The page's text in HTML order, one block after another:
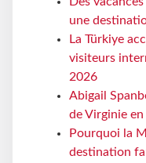
une
La Türkiye
visiteurs
2026
Abigail
de Virginie
Pourquoi la
destination